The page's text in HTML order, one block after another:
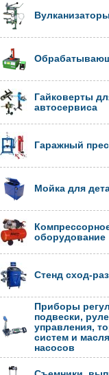
Вулканизаторы
Гайковерты
автосервиса
Гаражный
Мойка для
оборудование
Стенд сход-
Приборы
подвески,
управления,
систем и
насосов